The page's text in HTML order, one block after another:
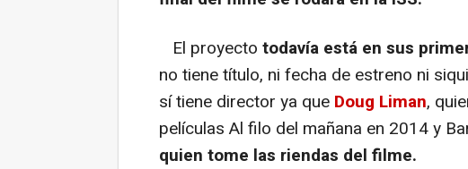
El proyecto todavía está en sus
no tiene título, ni fecha de estreno ni
sí tiene director ya que Doug Liman,
películas Al filo del mañana en 2014 y
quien tome las riendas del filme.